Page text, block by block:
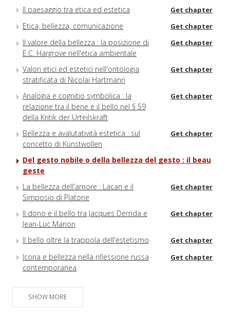
Il paesaggio tra etica ed estetica Get chapter
Etica, bellezza, comunicazione Get chapter
Il valore della bellezza : la posizione di
E.C. Hargrove nell'etica ambientale
Get chapter
Valori etici ed estetici nell'ontologia
stratificata di Nicolai Hartmann
Get chapter
Analogia e cognitio symbolica : la
relazione tra il bene e il bello nel § 59
della Kritik der Urteilskraft
Get chapter
Bellezza e avalutatività estetica : sul
concetto di Kunstwollen
Get chapter
Del gesto nobile o della bellezza del gesto : il beau
geste
La bellezza dell'amore : Lacan e il
Simposio di Platone
Get chapter
Il dono e il bello tra Jacques Derrida e
Jean-Luc Marion
Get chapter
Il bello oltre la trappola dell'estetismo Get chapter
Icona e bellezza nella riflessione russa
contemporanea
Get chapter
Julia Kristeva
Carezza in quanto pazienza
SHOW MORE